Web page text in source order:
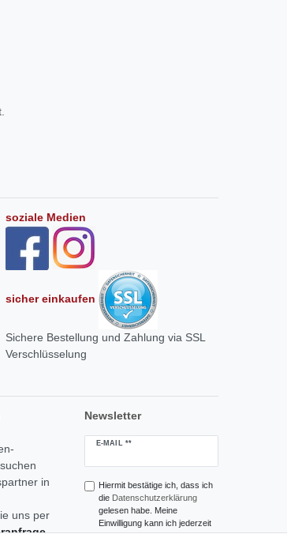
soziale Medien
sicher einkaufen
Sichere Bestellung und Zahlung via SSL
Verschlüsselung
in
uns per
Newsletter
E-MAIL **
Newsletter
Hiermit bestätige ich, dass ich
die Daten­schutz­erklärung
gelesen habe. Meine
Einwilligung kann ich jederzeit